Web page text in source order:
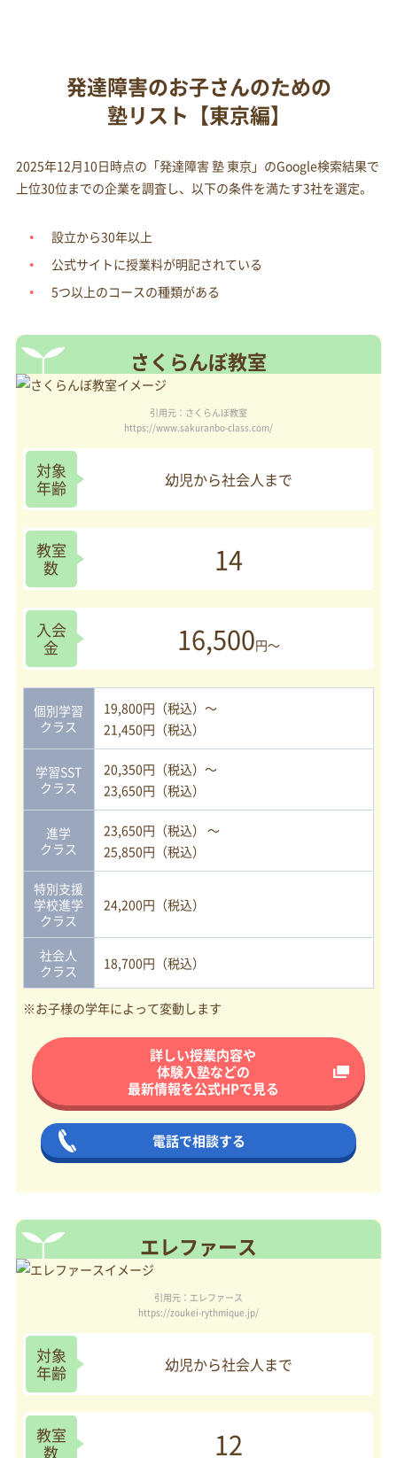
発達障害のお子さんのための
塾リスト【東京編】
2025年12月10日時点の「発達障害 塾 東京」のGoogle検索結果で
上位30位までの企業を調査し、以下の条件を満たす3社を選定。
設立から30年以上
公式サイトに授業料が明記されている
5つ以上のコースの種類がある
さくらんぼ教室
引用元：さくらんぼ教室
https://www.sakuranbo-class.com/
対象
年齢
幼児から社会人まで
教室
数
14
入会
金
16,500円～
個別学習
クラス
19,800円（税込）～
21,450円（税込）
学習SST
クラス
20,350円（税込）～
23,650円（税込）
進学
クラス
23,650円（税込） ～
25,850円（税込）
特別支援
学校進学
クラス
24,200円（税込）
社会人
クラス
18,700円（税込）
※お子様の学年によって変動します
詳しい授業内容や
体験入塾などの
最新情報を公式HPで見る
電話で相談する
エレファース
引用元：エレファース
https://zoukei-rythmique.jp/
対象
年齢
幼児から社会人まで
教室
数
12